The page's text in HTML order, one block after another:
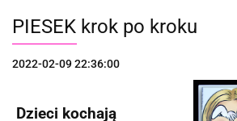
PIESEK krok po kroku
2022-02-09 22:36:00
Dzieci kochają